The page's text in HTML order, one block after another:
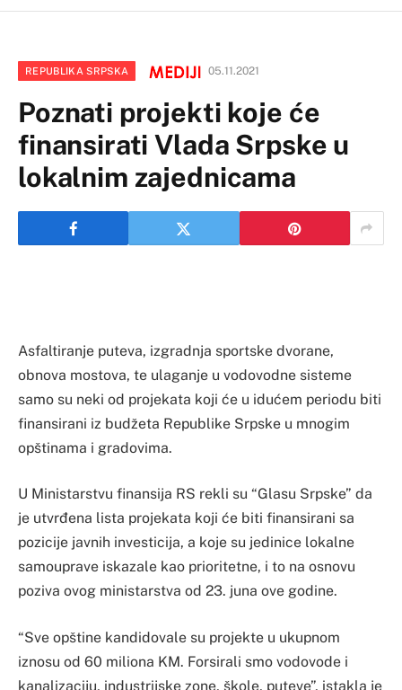
REPUBLIKA SRPSKA 05.11.2021
Poznati projekti koje će
finansirati Vlada Srpske u
lokalnim zajednicama
Asfaltiranje puteva, izgradnja sportske dvorane,
obnova mostova, te ulaganje u vodovodne sisteme
samo su neki od projekata koji će u idućem periodu biti
finansirani iz budžeta Republike Srpske u mnogim
opštinama i gradovima.
U Ministarstvu finansija RS rekli su “Glasu Srpske” da
je utvrđena lista projekata koji će biti finansirani sa
pozicije javnih investicija, a koje su jedinice lokalne
samouprave iskazale kao prioritetne, i to na osnovu
poziva ovog ministarstva od 23. juna ove godine.
“Sve opštine kandidovale su projekte u ukupnom
iznosu od 60 miliona KM. Forsirali smo vodovode i
kanalizaciju, industrijske zone, škole, puteve”, istakla je